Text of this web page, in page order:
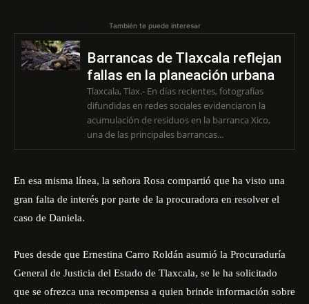
También te puede interesar
Barrancas de Tlaxcala reflejan
fallas en la planeación urbana
Tlaxcala, Tlax.- En días recientes, fotografías
difundidas en redes sociales evidenciaron la
acumulación de residuos en la barranca Xico,
una de las principales barrancas...
En esa misma línea, la señora Rosa compartió que ha visto una
gran falta de interés por parte de la procuradora en resolver el
caso de Daniela.
Pues desde que Ernestina Carro Roldán asumió la Procuraduría
General de Justicia del Estado de Tlaxcala, se le ha solicitado
que se ofrezca una recompensa a quien brinde información sobre